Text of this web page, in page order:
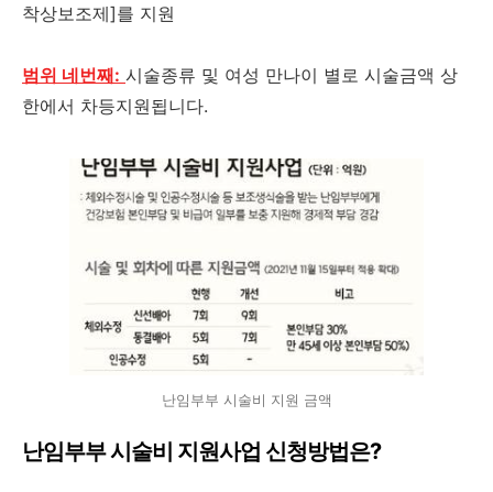
착상보조제]를 지원
범위 네번째: 시술종류 및 여성 만나이 별로 시술금액 상
한에서 차등지원됩니다.
난임부부 시술비 지원 금액
난임부부 시술비 지원사업 신청방법은?